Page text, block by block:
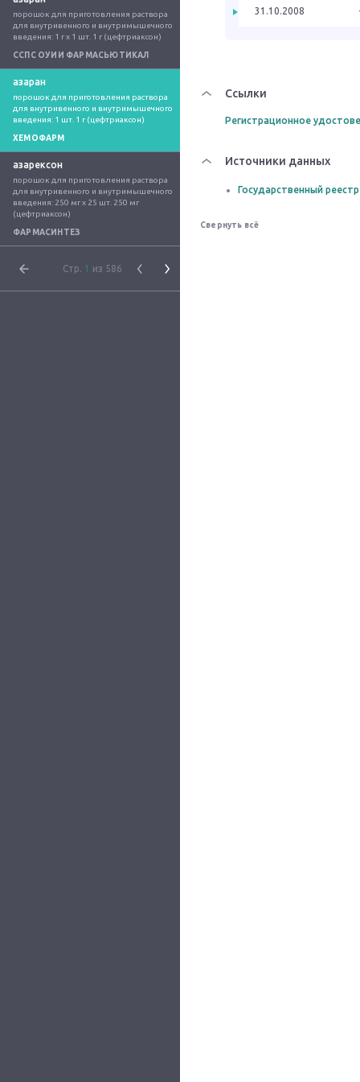
порошок для приготовления раствора
для внутривенного и внутримышечного
введения: 1 г x 1 шт. 1 г (цефтриаксон)
ССПС ОУИИ ФАРМАСЬЮТИКАЛ
азаран
порошок для приготовления раствора
для внутривенного и внутримышечного
введения: 1 шт. 1 г (цефтриаксон)
ХЕМОФАРМ
азарексон
порошок для приготовления раствора
для внутривенного и внутримышечного
введения: 250 мг x 25 шт. 250 мг
(цефтриаксон)
ФАРМАСИНТЕЗ
Стр. 1 из 586
31.10.2008
Ссылки
Регистрационное
Источники данных
Государственный
Свернуть всё